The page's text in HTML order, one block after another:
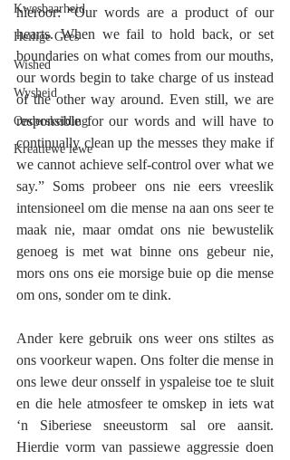
Kwesbaarheid
Heilige Gees
Wished
Wysheid
Onderskeiding
Kreatiewe lewe
hieroor: “Our words are a product of our
hearts. When we fail to hold back, or set
boundaries on what comes from our mouths,
our words begin to take charge of us instead
of the other way around. Even still, we are
responsible for our words and will have to
continually clean up the messes they make if
we cannot achieve self-control over what we
say.” Soms probeer ons nie eers vreeslik
intensioneel om die mense na aan ons seer te
maak nie, maar omdat ons nie bewustelik
genoeg is met wat binne ons gebeur nie,
mors ons ons eie morsige buie op die mense
om ons, sonder om te dink.
Ander kere gebruik ons weer ons stiltes as
ons voorkeur wapen. Ons folter die mense in
ons lewe deur onsself in yspaleise toe te sluit
en die hele atmosfeer te omskep in iets wat
‘n Siberiese sneeustorm sal ore aansit.
Hierdie vorm van passiewe aggressie doen